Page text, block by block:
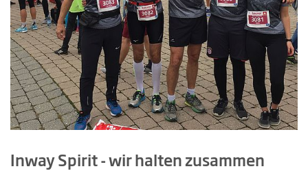
Inway Spirit - wir halten zusammen